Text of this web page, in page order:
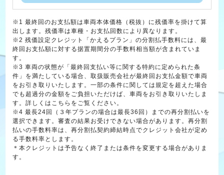
※1 最終回のお支払額は車両本体価格（税抜）に残価率を掛けて算
出します。残価率は車種・お支払回数により異なります。
※2 残価設定クレジット「かえるプラン」の分割払手数料には、最
終回お支払額に対する据置期間分の手数料相当額が含まれていま
す。
※3 車両の状態が「最終回支払い等に関する特約に定められた条
件」を満たしている場合、取扱販売会社が最終回お支払金額で車両
をお引き取りいたします。一部の条件に関しては規定を超えた場合
でも超過分の金額をご負担いただけば、車両をお引き取りいたしま
す。詳しくはこちらをご覧ください。
※4 最長24回（３年プランの場合は最長36回）までの再分割払いを
選択できます。審査の結果お受けできない場合があります。再分割
払いの手数料率は、再分割払契約締結時点でクレジット会社が定め
る手数料率とします。
＊本クレジットは予告なく終了または条件を変更する場合がありま
す。